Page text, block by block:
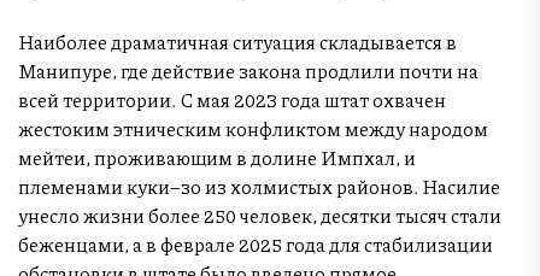
Наиболее драматичная ситуация складывается в
Манипуре, где действие закона продлили почти на
всей территории. С мая 2023 года штат охвачен
жестоким этническим конфликтом между народом
мейтеи, проживающим в долине Импхал, и
племенами куки–зо из холмистых районов. Насилие
унесло жизни более 250 человек, десятки тысяч стали
беженцами, а в феврале 2025 года для стабилизации